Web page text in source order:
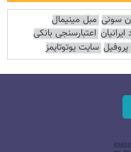
سونی مبل مینیمال
اعتبارسنجی بانکی
سایت یوتوتایمز